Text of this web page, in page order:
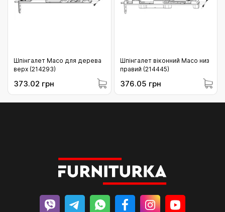
Шпінгалет Maco для дерева
верх (214293)
373.02 грн
Шпінгалет віконний Maco низ
правий (214445)
376.05 грн